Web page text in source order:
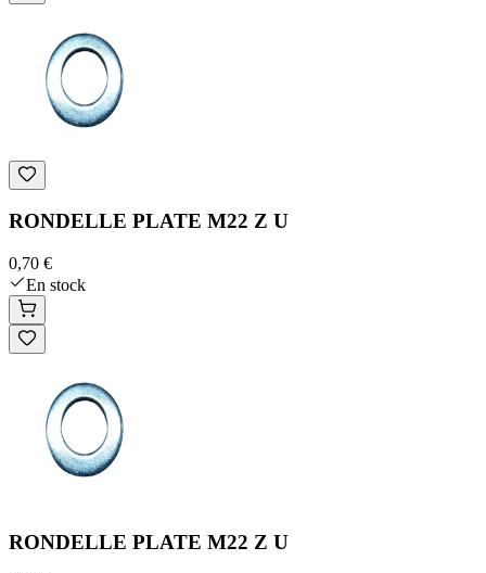
RONDELLE PLATE M22 Z U
0,70 €
En stock
RONDELLE PLATE M22 Z U